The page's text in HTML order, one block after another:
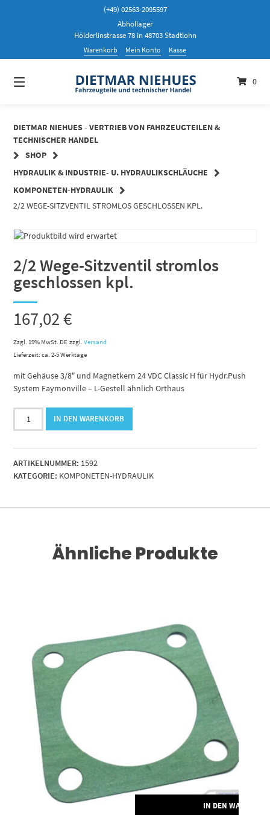
(+49) 02563-2095597
Abhollager
Hölderlinstrasse 78 in 48703 Stadtlohn
Warenkorb Mein Konto Kasse
0
DIETMAR NIEHUES - VERTRIEB VON FAHRZEUGTEILEN &
TECHNISCHER HANDEL
SHOP
HYDRAULIK & INDUSTRIE- U. HYDRAULIKSCHLÄUCHE
KOMPONETEN-HYDRAULIK
2/2 WEGE-SITZVENTIL STROMLOS GESCHLOSSEN KPL.
2/2 Wege-Sitzventil stromlos
geschlossen kpl.
167,02€
Zzgl. 19% MwSt. DE zzgl.Versand
Lieferzeit: ca. 2-5 Werktage
mit Gehäuse 3/8″ und Magnetkern 24 VDC Classic H für Hydr.Push
System Faymonville – L-Gestell ähnlich Orthaus
2/2
Wege-
stromlos
geschlossen
kpl.
IN DEN WARENKORB
ARTIKELNUMMER: 1592
KATEGORIE: KOMPONETEN-HYDRAULIK
Ähnliche Produkte
IN DEN